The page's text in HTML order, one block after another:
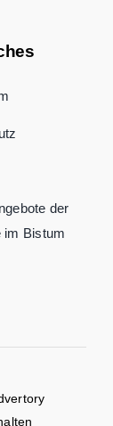
der
im Bistum